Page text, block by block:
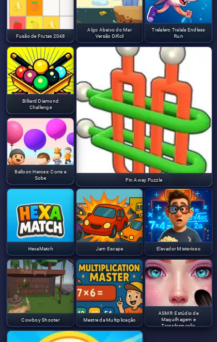
Fusão de Frutas 2048
Algo Abaixo do Mar
Versão Difícil
Tralalero Tralala Endless
Run
Billiard Diamond
Challenge
Pin Away Puzzle
Balloon Heroes: Corre e
Sobe
HexaMatch Jam Escape Elevador Misterioso
Cowboy Shooter Mestre da Multiplicação
ASMR: Estúdio de
Maquilhagem e
Transformação